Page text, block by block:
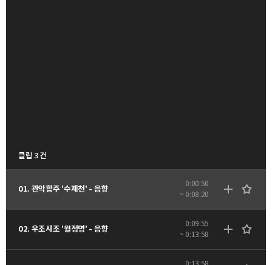
클립 3 건
01. 관악합주 '수제천' - 음향
0:00:50
~ 0:08:20
02. 우조시조 '월정명' - 음향
0:09:55
~ 0:13:58